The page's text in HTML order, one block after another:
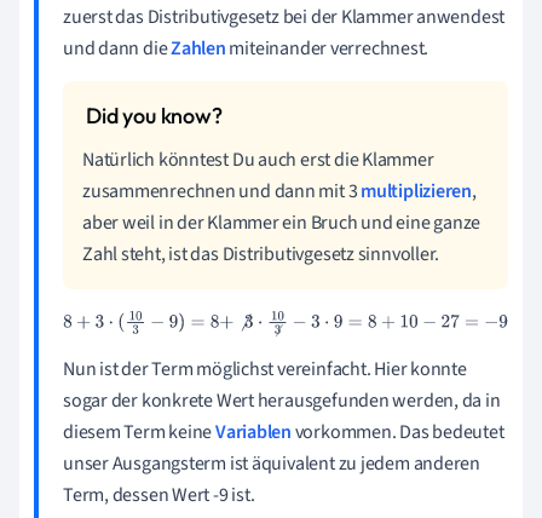
zuerst das Distributivgesetz bei der Klammer anwendest
und dann dieZahlenmiteinander verrechnest.
Natürlich könntest Du auch erst die Klammer
zusammenrechnen und dann mit 3multiplizieren,
aber weil in der Klammer ein Bruch und eine ganze
Zahl steht, ist das Distributivgesetz sinnvoller.
8 +3⋅(103−9 )= 8+⧸ 3⋅ 10⧸3 −3⋅ 9=8+10 − 27=−9
Nun ist der Term möglichst vereinfacht. Hier konnte
sogar der konkrete Wert herausgefunden werden, da in
diesem Term keineVariablenvorkommen. Das bedeutet
unser Ausgangsterm ist äquivalent zu jedem anderen
Term, dessen Wert -9 ist.